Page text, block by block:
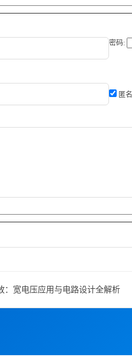
密码:
匿
：宽电压应用与电路设计全解析